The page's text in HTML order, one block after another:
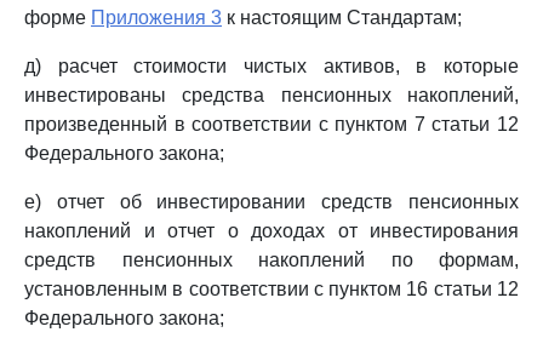
форме Приложения 3 к настоящим Стандартам;
д) расчет стоимости чистых активов, в которые
инвестированы средства пенсионных накоплений,
произведенный в соответствии с пунктом 7 статьи 12
Федерального закона;
е) отчет об инвестировании средств пенсионных
накоплений и отчет о доходах от инвестирования
средств пенсионных накоплений по формам,
установленным в соответствии с пунктом 16 статьи 12
Федерального закона;